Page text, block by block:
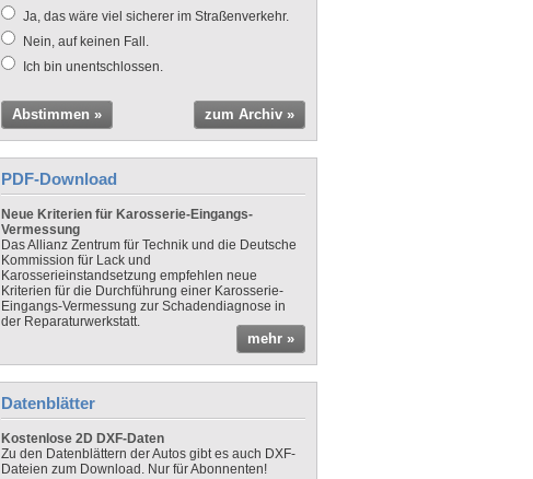
Ja, das wäre viel sicherer im Straßenverkehr.
Nein, auf keinen Fall.
Ich bin unentschlossen.
Abstimmen » zum Archiv »
PDF-Download
Neue Kriterien für Karosserie-Eingangs-
Vermessung
Das Allianz Zentrum für Technik und die Deutsche
Kommission für Lack und
Karosserieinstandsetzung empfehlen neue
Kriterien für die Durchführung einer Karosserie-
Eingangs-Vermessung zur Schadendiagnose in
der Reparaturwerkstatt.
mehr »
Datenblätter
Kostenlose 2D DXF-Daten
Zu den Datenblättern der Autos gibt es auch DXF-
Dateien zum Download. Nur für Abonnenten!